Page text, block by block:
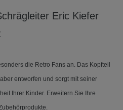
Eric Kiefer
die Retro Fans an. Das Kopfteil
entworfen und sorgt mit seiner
Ihrer Kinder. Erweitern Sie Ihre